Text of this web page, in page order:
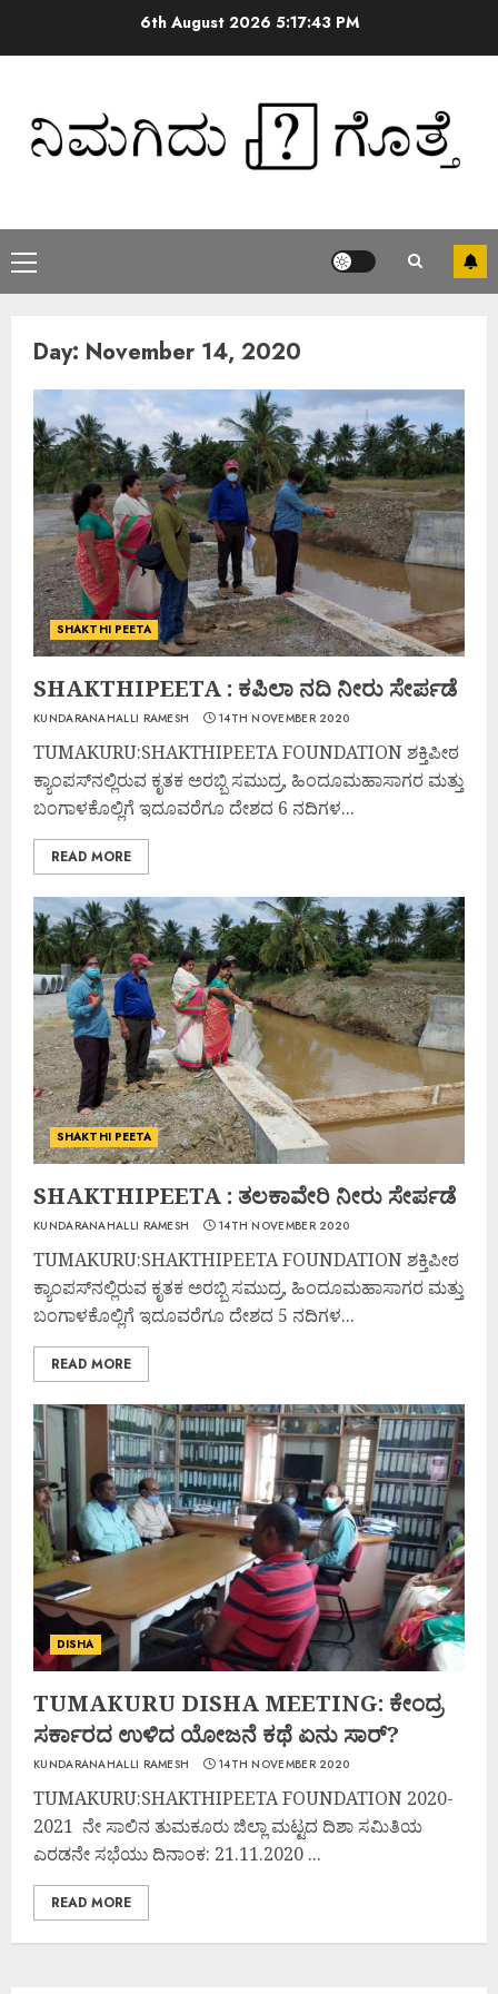
6th August 2026 5:17:43 PM
Day: November 14, 2020
SHAKTHI PEETA
SHAKTHIPEETA : ಕಪಿಲಾ ನದಿ ನೀರು ಸೇರ್ಪಡೆ
KUNDARANAHALLI RAMESH 14TH NOVEMBER 2020
TUMAKURU:SHAKTHIPEETA FOUNDATION ಶಕ್ತಿಪೀಠ
ಕ್ಯಾಂಪಸ್‌ನಲ್ಲಿರುವ ಕೃತಕ ಅರಬ್ಬಿ ಸಮುದ್ರ, ಹಿಂದೂಮಹಾಸಾಗರ ಮತ್ತು
ಬಂಗಾಳಕೊಲ್ಲಿಗೆ ಇದೂವರೆಗೂ ದೇಶದ 6 ನದಿಗಳ...
READ MORE
SHAKTHI PEETA
SHAKTHIPEETA : ತಲಕಾವೇರಿ ನೀರು ಸೇರ್ಪಡೆ
KUNDARANAHALLI RAMESH 14TH NOVEMBER 2020
TUMAKURU:SHAKTHIPEETA FOUNDATION ಶಕ್ತಿಪೀಠ
ಕ್ಯಾಂಪಸ್‌ನಲ್ಲಿರುವ ಕೃತಕ ಅರಬ್ಬಿ ಸಮುದ್ರ, ಹಿಂದೂಮಹಾಸಾಗರ ಮತ್ತು
ಬಂಗಾಳಕೊಲ್ಲಿಗೆ ಇದೂವರೆಗೂ ದೇಶದ 5 ನದಿಗಳ...
READ MORE
DISHA
TUMAKURU DISHA MEETING: ಕೇಂದ್ರ
ಸರ್ಕಾರದ ಉಳಿದ ಯೋಜನೆ ಕಥೆ ಏನು ಸಾರ್?
KUNDARANAHALLI RAMESH 14TH NOVEMBER 2020
TUMAKURU:SHAKTHIPEETA FOUNDATION 2020-
2021 ನೇ ಸಾಲಿನ ತುಮಕೂರು ಜಿಲ್ಲಾ ಮಟ್ಟದ ದಿಶಾ ಸಮಿತಿಯ
ಎರಡನೇ ಸಭೆಯು ದಿನಾಂಕ: 21.11.2020 ...
READ MORE